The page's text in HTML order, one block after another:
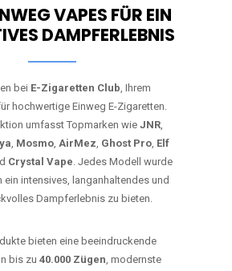
VAPES FÜR EIN
DAMPFERLEBNIS
bei E-Zigaretten Club, Ihrem
hochwertige Einweg E-Zigaretten.
umfasst Topmarken wie JNR,
, Mosmo, AirMez, Ghost Pro, Elf
Crystal Vape. Jedes Modell wurde
ein intensives, langanhaltendes und
Dampferlebnis zu bieten.
bieten eine beeindruckende
bis zu 40.000 Zügen, modernste